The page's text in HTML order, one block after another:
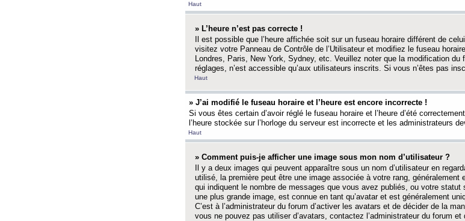
Haut
» L’heure n’est pas correcte !
Il est possible que l’heure affichée soit sur un fuseau horaire différent de
visitez votre Panneau de Contrôle de l’Utilisateur et modifiez le fuseau
Londres, Paris, New York, Sydney, etc. Veuillez noter que la modification du
réglages, n’est accessible qu’aux utilisateurs inscrits. Si vous n’êtes pas
Haut
» J’ai modifié le fuseau horaire et l’heure est encore incorrecte !
Si vous êtes certain d’avoir réglé le fuseau horaire et l’heure d’été
l’heure stockée sur l’horloge du serveur est incorrecte et les administrateurs
Haut
» Comment puis-je afficher une image sous mon nom d’utilisateur ?
Il y a deux images qui peuvent apparaître sous un nom d’utilisateur en
utilisé, la première peut être une image associée à votre rang, généralement
qui indiquent le nombre de messages que vous avez publiés, ou votre
une plus grande image, est connue en tant qu’avatar et est généralement
C’est à l’administrateur du forum d’activer les avatars et de décider de la
vous ne pouvez pas utiliser d’avatars, contactez l’administrateur du forum